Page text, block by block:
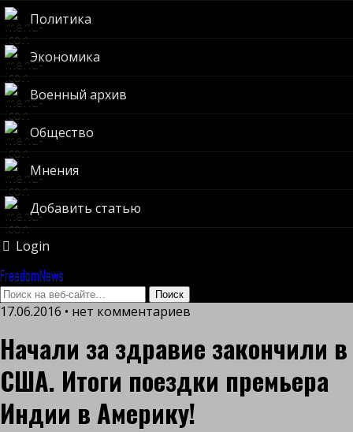
Политика
Экономика
Военный архив
Общество
Мнения
Добавить статью
Login
FreedomNews
17.06.2016 • нет комментариев
Начали за здравие закончили в
США. Итоги поездки премьера
Индии в Америку!